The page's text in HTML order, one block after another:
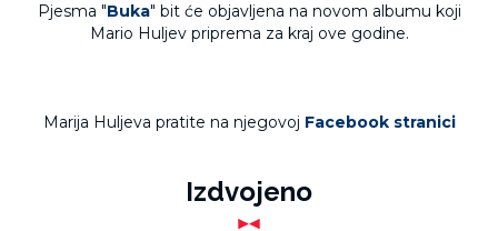
Pjesma "Buka" bit će objavljena na novom albumu koji
Mario Huljev priprema za kraj ove godine.
Marija Huljeva pratite na njegovoj Facebook stranici
Izdvojeno